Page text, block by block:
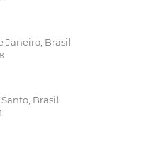
Janeiro, Brasil.
Brasil.